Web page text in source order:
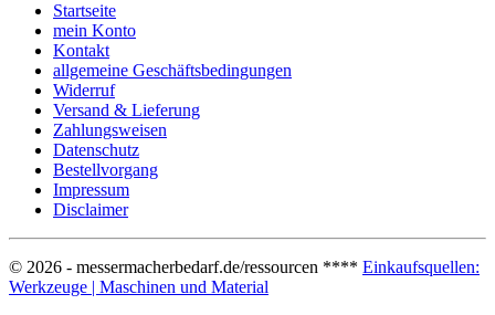
Startseite
mein Konto
Kontakt
allgemeine Geschäftsbedingungen
Widerruf
Versand & Lieferung
Zahlungsweisen
Datenschutz
Bestellvorgang
Impressum
Disclaimer
© 2026 - messermacherbedarf.de/ressourcen **** Einkaufsquellen:
Werkzeuge | Maschinen und Material